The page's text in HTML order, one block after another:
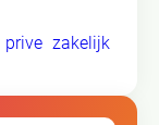
prive zakelijk